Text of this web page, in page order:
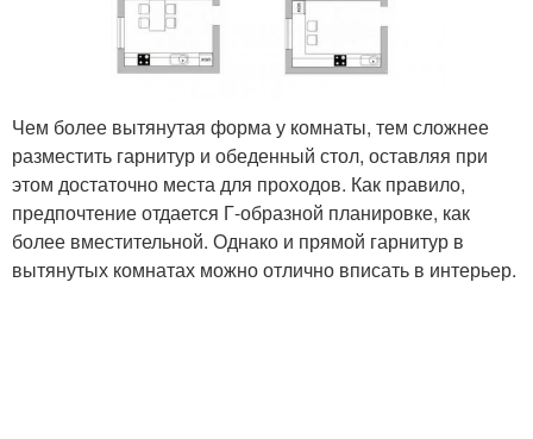
Чем более вытянутая форма у комнаты, тем сложнее
разместить гарнитур и обеденный стол, оставляя при
этом достаточно места для проходов. Как правило,
предпочтение отдается Г-образной планировке, как
более вместительной. Однако и прямой гарнитур в
вытянутых комнатах можно отлично вписать в интерьер.